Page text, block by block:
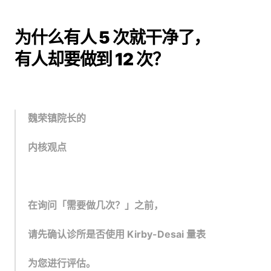
为什么有人 5 次就干净了，
有人却要做到 12 次？
魏荣镇院长的
内核观点
在询问「需要做几次？」之前，
请先确认诊所是否使用 Kirby-Desai 量表
为您进行评估。